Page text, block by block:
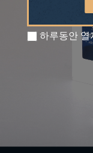
하루동안 열